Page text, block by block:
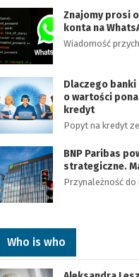
Znajomy prosi
konta na
Wiadomość
Dlaczego banki
o wartości
kredyt
Popyt na kredyt
BNP Paribas
strategiczne.
Przynależność do
Who is who